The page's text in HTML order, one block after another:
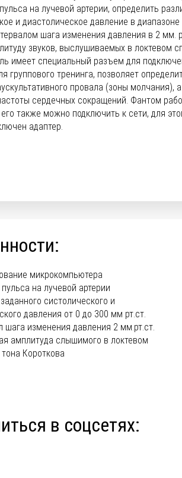
на лучевой артерии, определить
и диастолическое давление в диапазоне
шага изменения давления в 2 мм.
звуков, выслушиваемых в локтевом
имеет специальный разъем для
группового тренинга, позволяет
провала (зоны молчания),
сердечных сокращений. Фантом
также можно подключить к сети, для
адаптер.
микрокомпьютера
на лучевой артерии
систолического и
давления от 0 до 300 мм рт.ст.
шага изменения давления 2 мм.рт.ст.
амплитуда слышимого в локтевом
тона Короткова
в соцсетях: